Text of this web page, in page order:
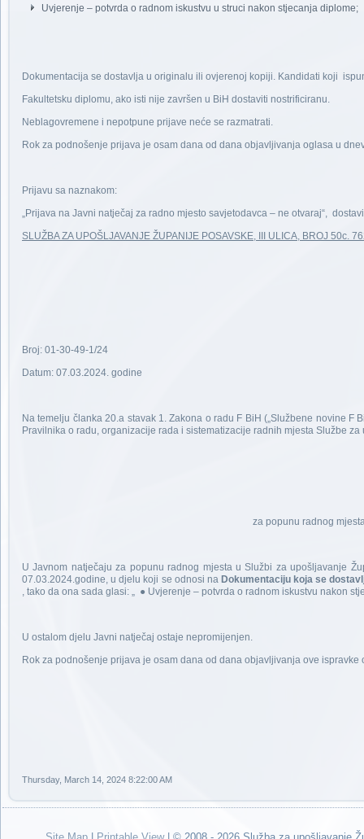
Uvjerenje – potvrda o radnom iskustvu u struci nakon stjecanja diplome;
Dokumentacija se dostavlja u originalu ili ovjerenoj kopiji. Kandidati koji
Fakultetsku diplomu, ako isti nije završen u BiH dostaviti nostrificiranu.
Neblagovremene i nepotpune prijave neće se razmatrati.
Rok za podnošenje prijava je osam dana od dana objavljivanja oglasa u
Prijavu sa naznakom:
„Prijava na Javni natječaj za radno mjesto savjetodavca – ne otvaraj“,
SLUŽBA ZA UPOŠLJAVANJE ŽUPANIJE POSAVSKE, III ULICA, BROJ 50c.
Broj: 01-30-49-1/24
Datum: 07.03.2024. godine
Na temelju članka 20.a stavak 1. Zakona o radu F BiH („Službene novine
Pravilnika o radu, organizacije rada i sistematizacije radnih mjesta Službe
za popunu radnog
U Javnom natječaju za popunu radnog mjesta u Službi za upošljavanje
07.03.2024.godine, u djelu koji se odnosi na Dokumentaciju koja se
, tako da ona sada glasi: „ ● Uvjerenje – potvrda o radnom iskustvu nakon
U ostalom djelu Javni natječaj ostaje nepromijenjen.
Rok za podnošenje prijava je osam dana od dana objavljivanja ove
Thursday, March 14, 2024 8:22:00 AM